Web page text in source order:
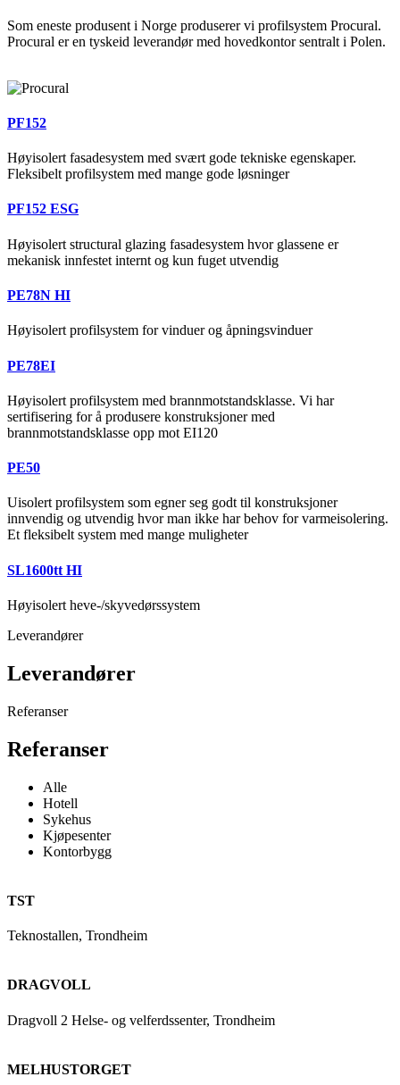
Som eneste produsent i Norge produserer vi profilsystem Procural.
Procural er en tyskeid leverandør med hovedkontor sentralt i Polen.
PF152
Høyisolert fasadesystem med svært gode tekniske egenskaper.
Fleksibelt profilsystem med mange gode løsninger
PF152 ESG
Høyisolert structural glazing fasadesystem hvor glassene er
mekanisk innfestet internt og kun fuget utvendig
PE78N HI
Høyisolert profilsystem for vinduer og åpningsvinduer
PE78EI
Høyisolert profilsystem med brannmotstandsklasse. Vi har
sertifisering for å produsere konstruksjoner med
brannmotstandsklasse opp mot EI120
PE50
Uisolert profilsystem som egner seg godt til konstruksjoner
innvendig og utvendig hvor man ikke har behov for varmeisolering.
Et fleksibelt system med mange muligheter
SL1600tt HI
Høyisolert heve-/skyvedørssystem
Leverandører
Leverandører
Referanser
Referanser
Alle
Hotell
Sykehus
Kjøpesenter
Kontorbygg
TST
Teknostallen, Trondheim
DRAGVOLL
Dragvoll 2 Helse- og velferdssenter, Trondheim
MELHUSTORGET